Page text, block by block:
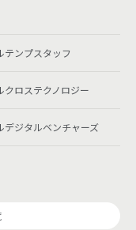
テンプスタッフ
クロステクノロジー
デジタルベンチャーズ